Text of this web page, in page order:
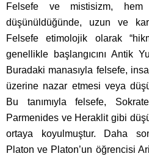
Felsefe ve mistisizm,
düşünüldüğünde, uzun ve
Felsefe etimolojik olarak
genellikle başlangıcını Antik
Buradaki manasıyla felsefe,
üzerine nazar etmesi veya
Bu tanımıyla felsefe,
Parmenides ve Heraklit gibi
ortaya koyulmuştur. Daha
Platon ve Platon’un öğrencisi